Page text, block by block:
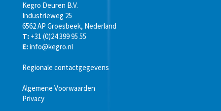
Kegro Deuren B.V.
Industrieweg 25
6562 AP Groesbeek, Nederland
T: +31 (0)24 399 95 55
E:info@kegro.nl
Regionale contactgegevens
Algemene Voorwaarden
Privacy